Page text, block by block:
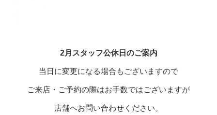
2月 スタッフ公休日のご案内
当日に変更になる場合もございますので
ご来店・ご予約の際はお手数ではございますが
店舗へお問い合わせください。